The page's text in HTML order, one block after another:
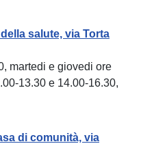
salute, via Torta
martedi e giovedi ore
13.30 e 14.00-16.30,
di comunità, via